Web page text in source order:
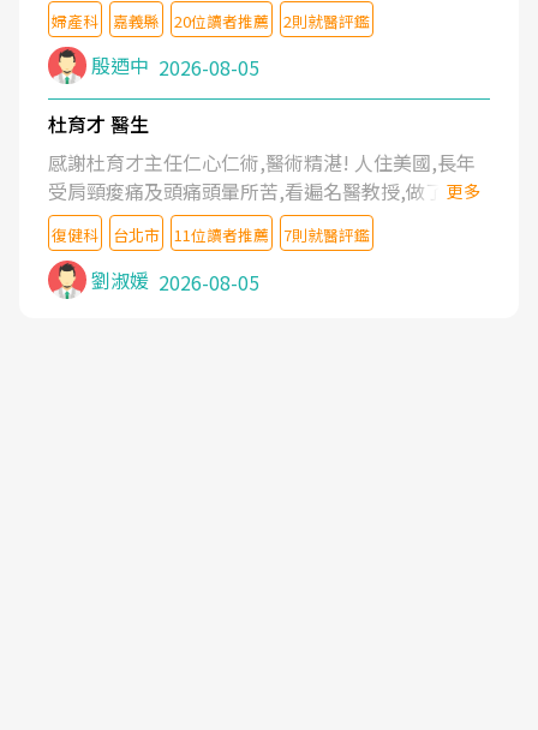
婦產科 嘉義縣 20位讀者推薦 2則就醫評鑑
殷迺中 2026-08-05
杜育才 醫生
感謝杜育才主任仁心仁術,醫術精湛! 人住美國,長年
受肩頸痠痛及頭痛頭暈所苦,看遍名醫教授,做了各種
檢查,也嘗試過西醫打針,中醫針灸及物理徒手治療都
沒有用,後來連吃到嗎啡類止痛藥都效果有限,只是壓
症狀,沒多久就痛起來,多年失眠嚴重影響生活品質.
台灣親友介紹忠孝醫院杜育才主任是頸頭症候群專
更多
復健科 台北市 11位讀者推薦 7則就醫評鑑
劉淑媛 2026-08-05